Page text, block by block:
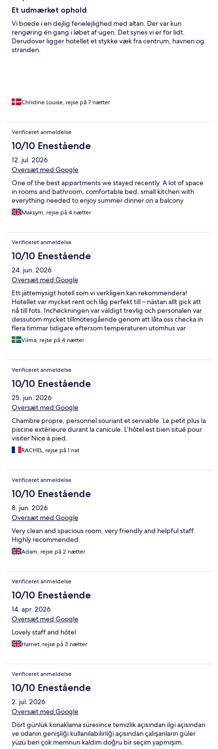
Et udmærket ophold
Vi boede i en dejlig ferielejlighed med altan. Der var kun
rengøring én gang i løbet af ugen. Det synes vi er for lidt.
Derudover ligger hotellet et stykke væk fra centrum, havnen og
stranden.
Christine Louise, rejse på 7 nætter
Verificeret anmeldelse
10/10 Enestående
12. jul. 2026
Oversæt med Google
One of the best appartments we stayed recently. A lot of space
in rooms and bathroom, comfortable bed, small kitchen with
everything needed to enjoy summer dinner on a balcony
Maksym, rejse på 4 nætter
Verificeret anmeldelse
10/10 Enestående
24. jun. 2026
Oversæt med Google
Ett jättemysigt hotell som vi verkligen kan rekommendera!
Hotellet var mycket rent och låg perfekt till – nästan allt gick att
nå till fots. Incheckningen var väldigt trevlig och personalen var
dessutom mycket tillmötesgående genom att låta oss checka in
flera timmar tidigare eftersom temperaturen utomhus var
extremt hög. Vi är mycket nöjda med vår vistelse!
Vilma, rejse på 4 nætter
Verificeret anmeldelse
10/10 Enestående
25. jun. 2026
Oversæt med Google
Chambre propre, personnel souriant et serviable. Le petit plus la
piscine extérieure durant la canicule. L’hôtel est bien situé pour
visiter Nice à pied.
RACHEL, rejse på 1 nat
Verificeret anmeldelse
10/10 Enestående
8. jun. 2026
Oversæt med Google
Very clean and spacious room, very friendly and helpful staff.
Highly recommended.
Adam, rejse på 2 nætter
Verificeret anmeldelse
10/10 Enestående
14. apr. 2026
Oversæt med Google
Lovely staff and hôtel
Harriet, rejse på 3 nætter
Verificeret anmeldelse
10/10 Enestående
2. jul. 2026
Oversæt med Google
Dört günlük konaklama süresince temizlik açısından ilgi açısından
ve odanın genişliği kullanılabilirliği açısından çalışanların güler
yüzü ben çok memnun kaldım doğru bir seçim yapmışım.